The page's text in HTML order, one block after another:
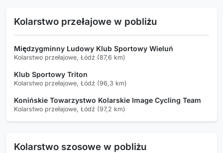
Kolarstwo przełajowe w pobliżu
Międzygminny Ludowy Klub Sportowy Wieluń
Kolarstwo przełajowe, Łódź (87,6 km)
Klub Sportowy Triton
Kolarstwo przełajowe, Łódź (96,3 km)
Konińskie Towarzystwo Kolarskie Image Cycling Team
Kolarstwo przełajowe, Łódź (97,2 km)
Kolarstwo szosowe w pobliżu